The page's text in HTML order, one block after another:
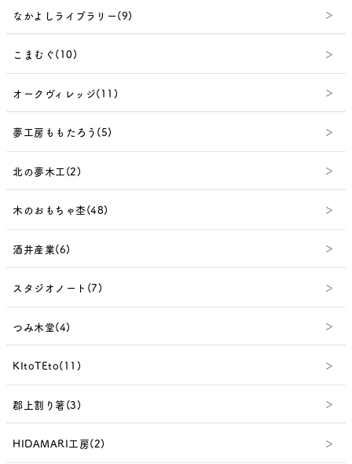
なかよしライブラリー(9)
こまむぐ(10)
オークヴィレッジ(11)
夢工房ももたろう(5)
北の夢木工(2)
木のおもちゃ杢(48)
酒井産業(6)
スタジオノート(7)
つみ木堂(4)
KItoTEto(11)
郡上割り箸(3)
HIDAMARI工房(2)